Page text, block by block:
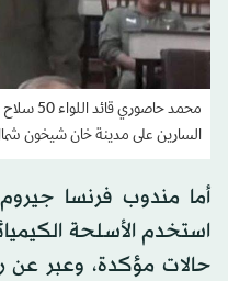
محمد
السارين على مدينة خان شيخون
أما مندوب فرنسا
حالات مؤكدة، وعبر عن